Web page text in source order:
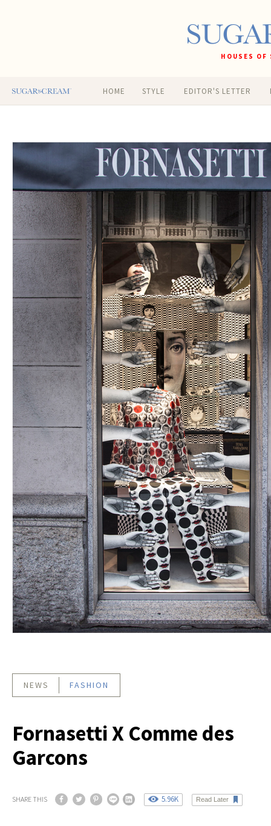
HOUSES
HOME STYLE EDITOR'S LETTER
NEWS FASHION
Fornasetti X Comme des
Garcons
SHARE THIS 5.96K Read Later